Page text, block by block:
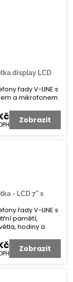
display LCD
řady V-LINE s
a mikrofonem
Zobrazit
- LCD 7" s
řady V-LINE s
pamětí,
hodiny a
Zobrazit